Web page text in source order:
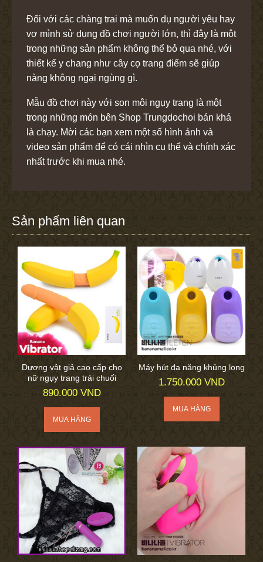
Đối với các chàng trai mà muốn dụ người yêu hay
vợ mình sử dụng đồ chơi người lớn, thì đây là một
trong những sản phẩm không thể bỏ qua nhé, với
thiết kế y chang như cây cọ trang điểm sẽ giúp
nàng không ngại ngùng gì.
Mẫu đồ chơi này với son môi ngụy trang là một
trong những món bên Shop Trungdochoi bán khá
là chạy. Mời các bạn xem một số hình ảnh và
video sản phẩm để có cái nhìn cụ thể và chính xác
nhất trước khi mua nhé.
Sản phẩm liên quan
Dương vật giả cao cấp cho
nữ ngụy trang trái chuối
890.000 VND
Máy hút đa năng khủng long
1.750.000 VND